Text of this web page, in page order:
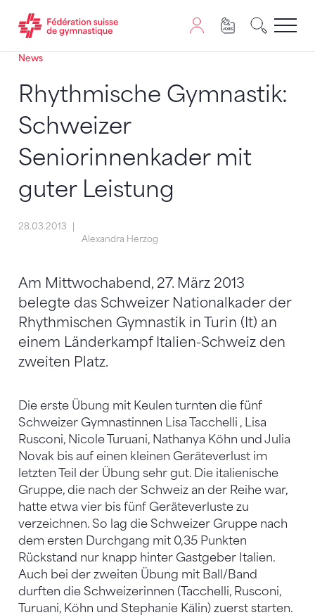
Passer au contenu
Naviguer vers le plan du siten
JavaScript est nécessaire pour naviguer sur ce site.
News
Rhythmische Gymnastik:
Schweizer
Seniorinnenkader mit
guter Leistung
28.03.2013
Alexandra Herzog
Am Mittwochabend, 27. März 2013
belegte das Schweizer Nationalkader der
Rhythmischen Gymnastik in Turin (It) an
einem Länderkampf Italien-Schweiz den
zweiten Platz.
Die erste Übung mit Keulen turnten die fünf
Schweizer Gymnastinnen Lisa Tacchelli , Lisa
Rusconi, Nicole Turuani, Nathanya Köhn und Julia
Novak bis auf einen kleinen Geräteverlust im
letzten Teil der Übung sehr gut. Die italienische
Gruppe, die nach der Schweiz an der Reihe war,
hatte etwa vier bis fünf Geräteverluste zu
verzeichnen. So lag die Schweizer Gruppe nach
dem ersten Durchgang mit 0,35 Punkten
Rückstand nur knapp hinter Gastgeber Italien.
Auch bei der zweiten Übung mit Ball/Band
durften die Schweizerinnen (Tacchelli, Rusconi,
Turuani, Köhn und Stephanie Kälin) zuerst starten.